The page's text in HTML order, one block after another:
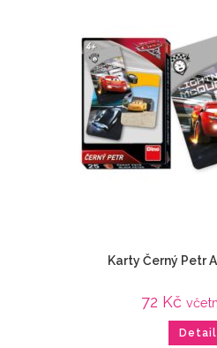
Karty Černý Petr
72 Kč
Detail